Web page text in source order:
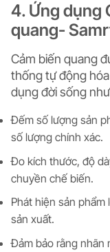
4. Ứng dụng
quang-
Cảm biến quang
thống tự động
dụng đời sống
Đếm số lượng sản
số lượng chính xác.
Đo kích thước, độ
chuyền chế biến.
Phát hiện sản
sản xuất.
Đảm bảo rằng nhãn